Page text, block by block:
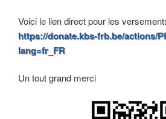
Voici le lien direct pour les
https://donate.kbs-frb.be/actions/
lang=fr_FR
Un tout grand merci